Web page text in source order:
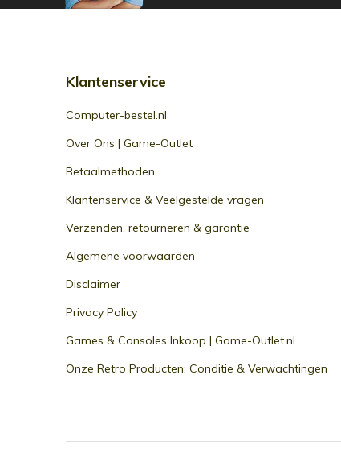
Klantenservice
Computer-bestel.nl
Over Ons | Game-Outlet
Betaalmethoden
Klantenservice & Veelgestelde vragen
Verzenden, retourneren & garantie
Algemene voorwaarden
Disclaimer
Privacy Policy
Games & Consoles Inkoop | Game-Outlet.nl
Onze Retro Producten: Conditie & Verwachtingen